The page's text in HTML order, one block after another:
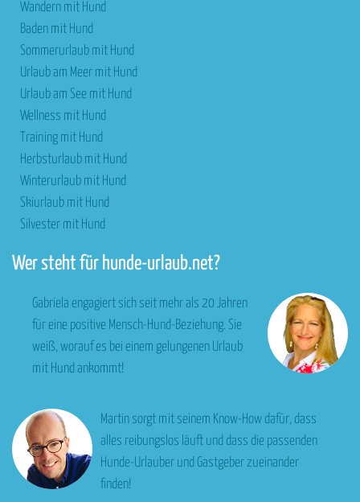
Wandern mit Hund
Baden mit Hund
Sommerurlaub mit Hund
Urlaub am Meer mit Hund
Urlaub am See mit Hund
Wellness mit Hund
Training mit Hund
Herbsturlaub mit Hund
Winterurlaub mit Hund
Skiurlaub mit Hund
Silvester mit Hund
Wer steht für hunde-urlaub.net?
Gabriela engagiert sich seit mehr als 20 Jahren
für eine positive Mensch-Hund-Beziehung. Sie
weiß, worauf es bei einem gelungenen Urlaub
mit Hund ankommt!
Martin sorgt mit seinem Know-How dafür, dass
alles reibungslos läuft und dass die passenden
Hunde-Urlauber und Gastgeber zueinander
finden!